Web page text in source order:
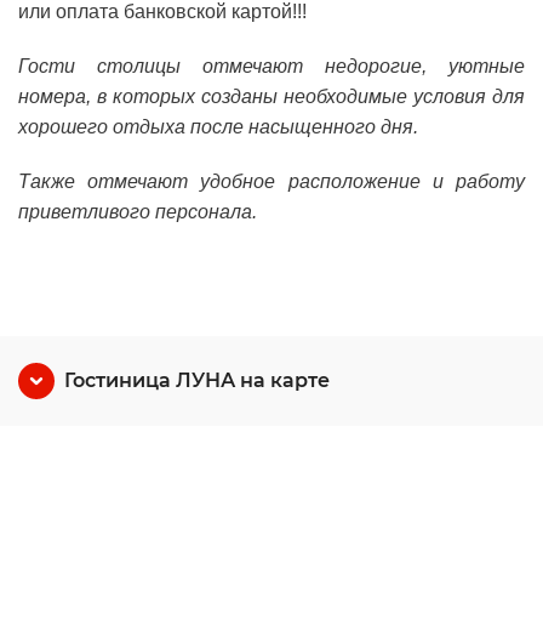
или оплата банковской картой!!!
Гости столицы отмечают недорогие, уютные
номера, в которых созданы необходимые условия для
хорошего отдыха после насыщенного дня.
Также отмечают удобное расположение и работу
приветливого персонала.
Гостиница ЛУНА на карте